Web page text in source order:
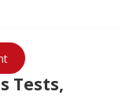
Tests,